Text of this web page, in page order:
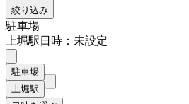
絞り込み
駐車場
上堀駅日時：未設定
駐車場
上堀駅